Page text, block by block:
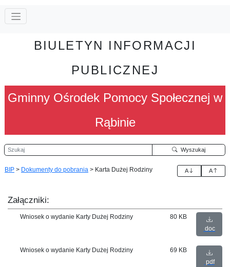
BIULETYN INFORMACJI
PUBLICZNEJ
Gminny Ośrodek Pomocy Społecznej w
Rąbinie
Szukaj Wyszukaj
BIP > Dokumenty do pobrania > Karta Dużej Rodziny A A
Załączniki:
Wniosek o wydanie Karty Dużej Rodziny
80 KB
doc
Wniosek o wydanie Karty Dużej Rodziny
69 KB
pdf